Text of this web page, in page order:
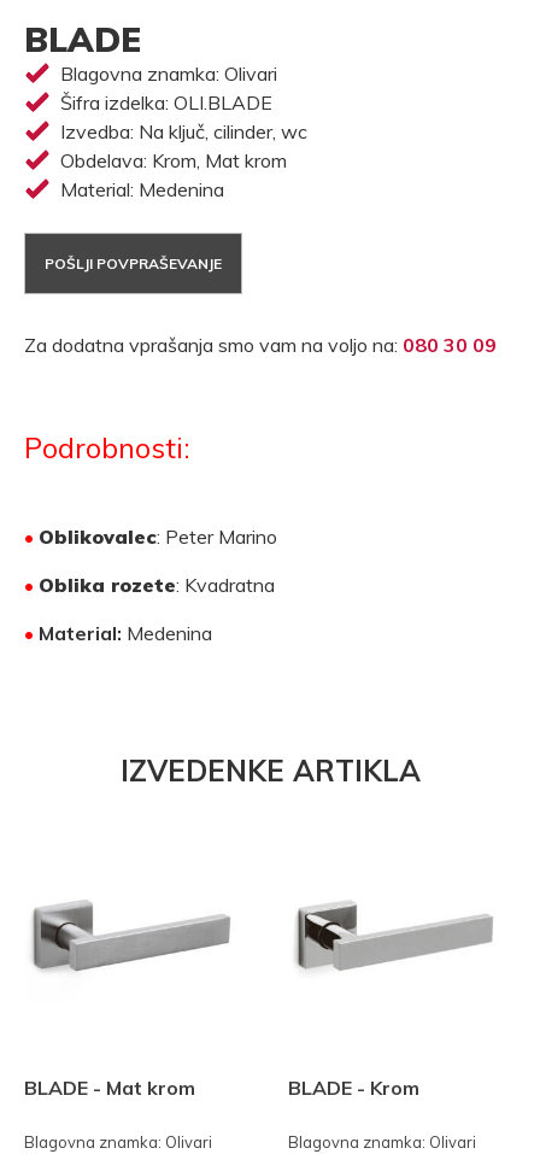
BLADE
Blagovna znamka: Olivari
Šifra izdelka: OLI.BLADE
Izvedba: Na ključ, cilinder, wc
Obdelava: Krom, Mat krom
Material: Medenina
POŠLJI POVPRAŠEVANJE
Za dodatna vprašanja smo vam na voljo na: 080 30 09
Podrobnosti:
• Oblikovalec: Peter Marino
• Oblika rozete: Kvadratna
• Material: Medenina
IZVEDENKE ARTIKLA
BLADE - Mat krom
Blagovna znamka: Olivari
BLADE - Krom
Blagovna znamka: Olivari